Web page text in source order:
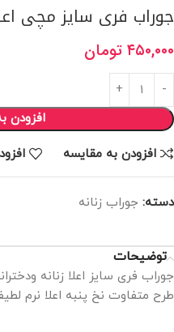
جوراب فری سایز مچی
۴۵۰,۰۰۰ تومان
افزودن
افزودن به مقایسه
دسته: جوراب زنانه
توضیحات
جوراب فری سایز اعلا زنانه
طرح متفاوت نخ پنبه اعلا نرم